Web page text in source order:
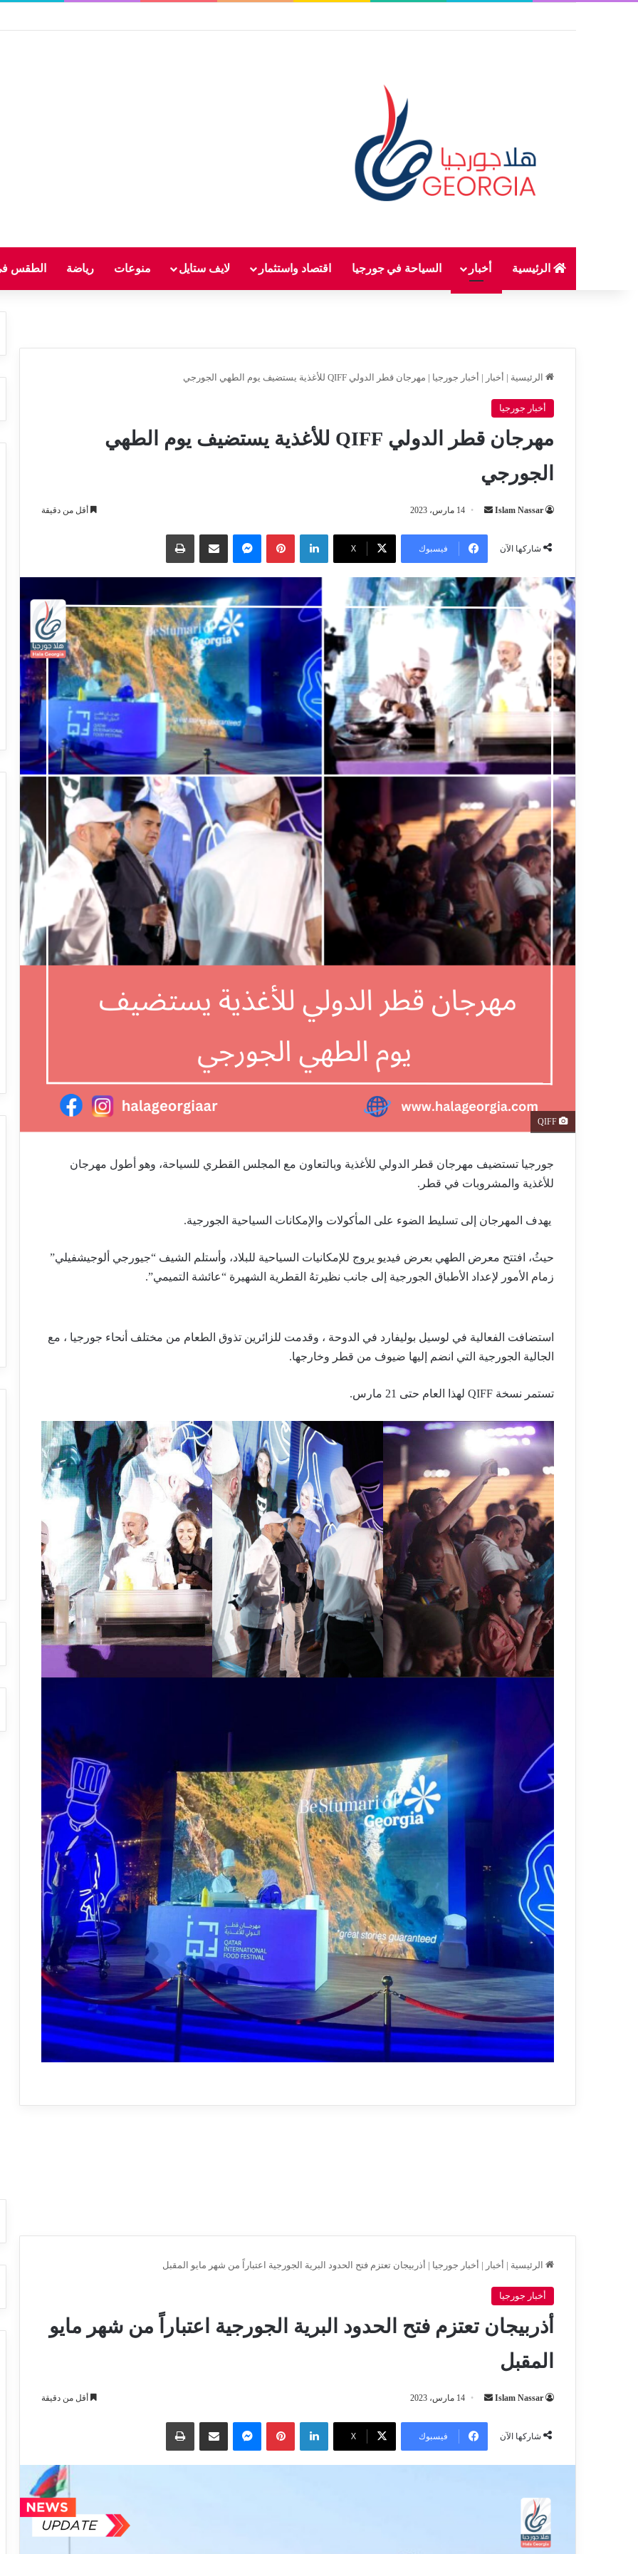
الرئيسية أخبار السياحة في جورجيا اقتصاد واستثمار لايف ستايل منوعات رياضة الطقس
الرئيسية | أخبار | أخبار جورجيا | مهرجان قطر الدولي QIFF للأغذية يستضيف يوم الطهي الجورجي
أخبار جورجيا
مهرجان قطر الدولي QIFF للأغذية يستضيف يوم الطهي
الجورجي
Islam Nassar
أرسل
إلكترونيا
14 مارس، 2023 أقل من دقيقة
شاركها الآن فيسبوك ‫X
لينكدإن بينتيريستماسنجر مشاركة عبر البريد طباعة
جورجيا تستضيف مهرجان قطر الدولي للأغذية وبالتعاون مع المجلس القطري للسياحة، وهو أطول مهرجان
للأغذية والمشروبات في قطر.
يهدف المهرجان إلى تسليط الضوء على المأكولات والإمكانات السياحية الجورجية.
حيثُ، افتتح معرض الطهي بعرض فيديو يروج للإمكانيات السياحية للبلاد، وأستلم الشيف “جيورجي ألوجيشفيلي”
زمام الأمور لإعداد الأطباق الجورجية إلى جانب نظيرتهُ القطرية الشهيرة “عائشة التميمي”.
استضافت الفعالية في لوسيل بوليفارد في الدوحة ، وقدمت للزائرين تذوق الطعام من مختلف أنحاء جورجيا ، مع
الجالية الجورجية التي انضم إليها ضيوف من قطر وخارجها.
تستمر نسخة QIFF لهذا العام حتى 21 مارس.